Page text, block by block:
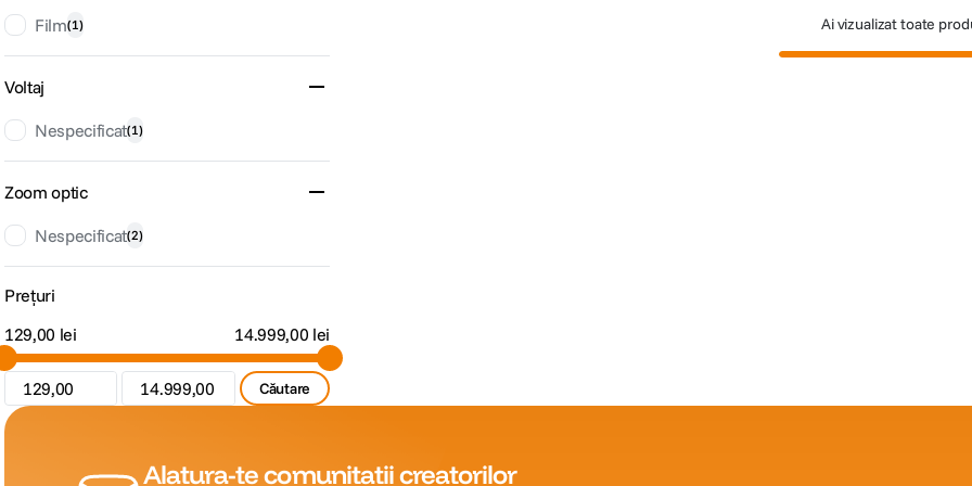
Film(1)
Voltaj
Nespecificat(1)
Zoom optic
Nespecificat(2)
Prețuri
Căutare
129,00 lei 14.999,00 lei
Ai vizualizat toate
Alatura-te comunitatii creatorilor